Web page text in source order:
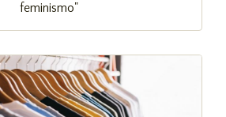
feminismo"